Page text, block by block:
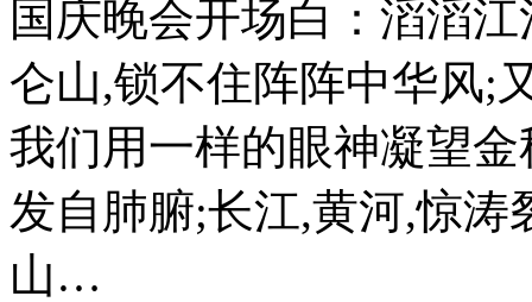
国庆晚会开场白：滔滔
仑山,锁不住阵阵中华风;
我们用一样的眼神凝望
发自肺腑;长江,黄河,惊
山…